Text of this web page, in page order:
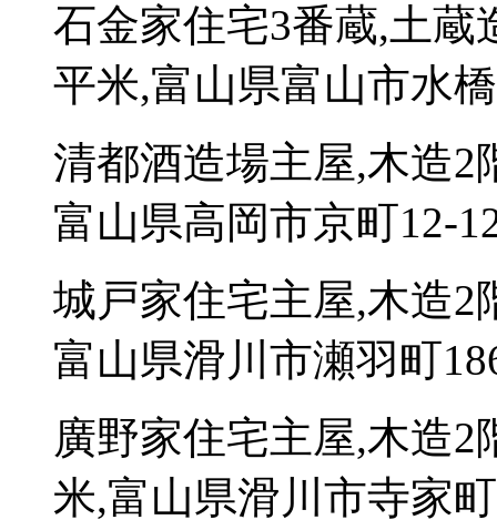
石金家住宅3番蔵,土蔵
平米,富山県富山市水
清都酒造場主屋,木造2
富山県高岡市京町12-
城戸家住宅主屋,木造2
富山県滑川市瀬羽町
廣野家住宅主屋,木造
米,富山県滑川市寺家